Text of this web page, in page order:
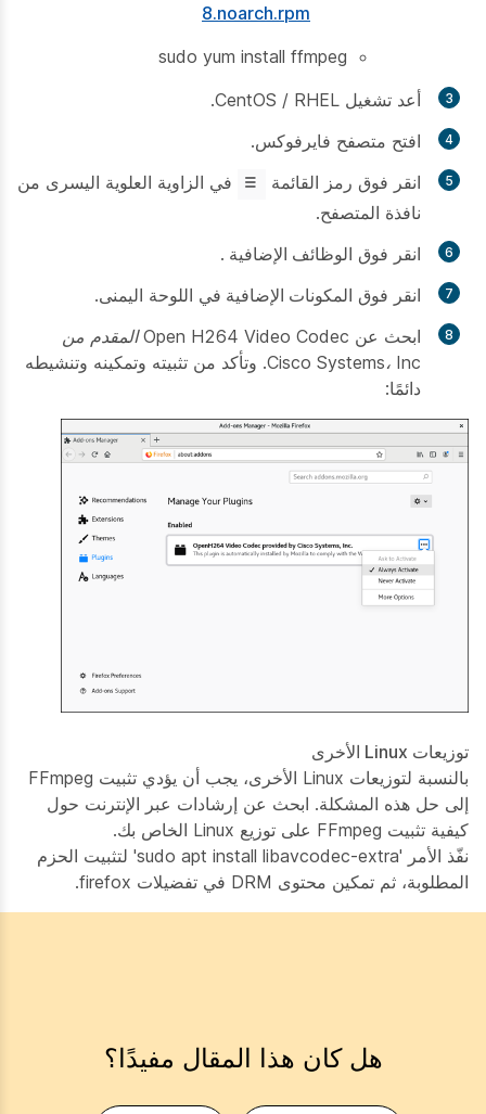
8.noarch.rpm
sudo yum install ffmpeg
أعد تشغيل CentOS / RHEL.
افتح متصفح فايرفوكس.
انقر فوق رمز القائمة
في الزاوية العلوية اليسرى من
نافذة المتصفح.
انقر فوق الوظائف الإضافية .
انقر فوق المكونات الإضافية في اللوحة اليمنى.
ابحث عن
Open H264 Video Codec المقدم من
Cisco Systems، Inc. وتأكد من تثبيته وتمكينه وتنشيطه
دائمًا:
توزيعات Linux الأخرى
بالنسبة لتوزيعات Linux الأخرى، يجب أن يؤدي تثبيت FFmpeg
إلى حل هذه المشكلة. ابحث عن إرشادات عبر الإنترنت حول
كيفية تثبيت FFmpeg على توزيع Linux الخاص بك.
نفّذ الأمر 'sudo apt install libavcodec-extra' لتثبيت الحزم
المطلوبة، ثم تمكين محتوى DRM في تفضيلات firefox.
هل كان هذا المقال مفيدًا؟